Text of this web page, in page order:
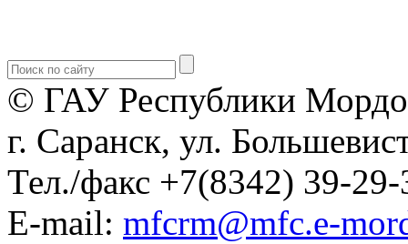
© ГАУ Республики
г. Саранск, ул.
Тел./факс +7(8342) 39-29-
E-mail: mfcrm@mfc.e-